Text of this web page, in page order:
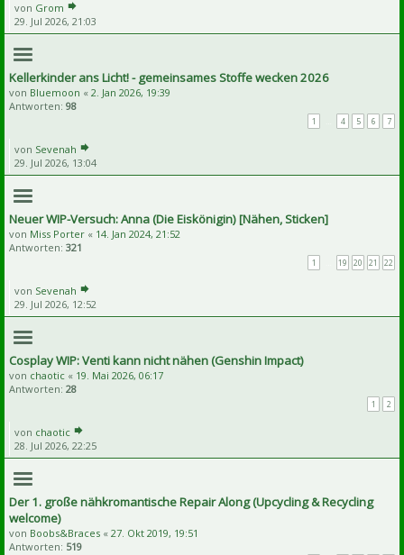
von Grom
29. Jul 2026, 21:03
Kellerkinder ans Licht! - gemeinsames Stoffe wecken 2026
von Bluemoon « 2. Jan 2026, 19:39
Antworten: 98
1 4 5 6 7
von Sevenah
29. Jul 2026, 13:04
Neuer WIP-Versuch: Anna (Die Eiskönigin) [Nähen, Sticken]
von Miss Porter « 14. Jan 2024, 21:52
Antworten: 321
1 19 20 21 22
von Sevenah
29. Jul 2026, 12:52
Cosplay WIP: Venti kann nicht nähen (Genshin Impact)
von chaotic « 19. Mai 2026, 06:17
Antworten: 28
1 2
von chaotic
28. Jul 2026, 22:25
Der 1. große nähkromantische Repair Along (Upcycling & Recycling
welcome)
von Boobs&Braces « 27. Okt 2019, 19:51
Antworten: 519